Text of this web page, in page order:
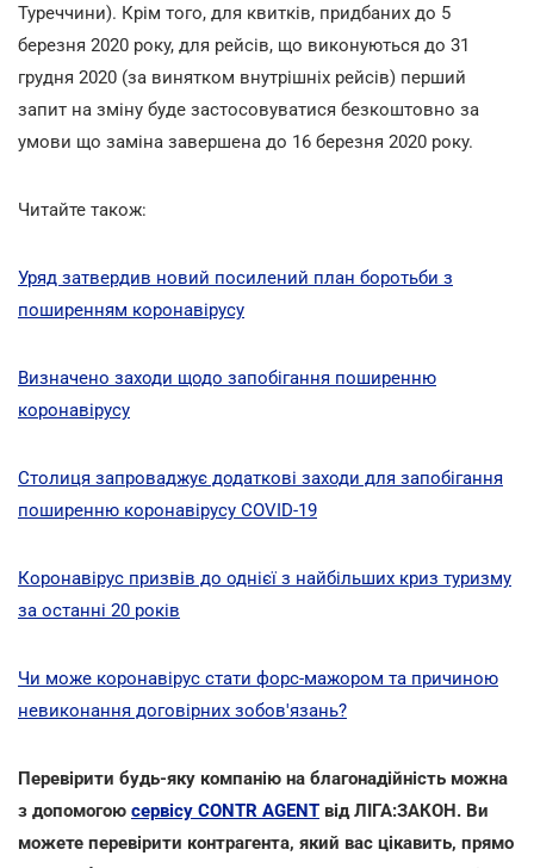
Туреччини). Крім того, для квитків, придбаних до 5
березня 2020 року, для рейсів, що виконуються до 31
грудня 2020 (за винятком внутрішніх рейсів) перший
запит на зміну буде застосовуватися безкоштовно за
умови що заміна завершена до 16 березня 2020 року.
Читайте також:
Уряд затвердив новий посилений план боротьби з
поширенням коронавірусу
Визначено заходи щодо запобігання поширенню
коронавірусу
Столиця запроваджує додаткові заходи для запобігання
поширенню коронавірусу COVID-19
Коронавірус призвів до однієї з найбільших криз туризму
за останні 20 років
Чи може коронавірус стати форс-мажором та причиною
невиконання договірних зобов'язань?
Перевірити будь-яку компанію на благонадійність можна
з допомогою сервісу CONTR AGENT від ЛІГА:ЗАКОН. Ви
можете перевірити контрагента, який вас цікавить, прямо